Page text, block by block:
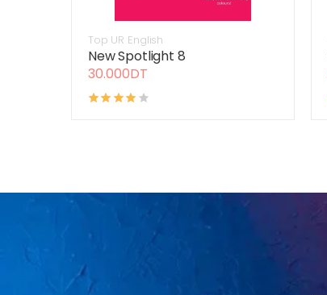
Top UR English
New Spotlight 8
30.000DT